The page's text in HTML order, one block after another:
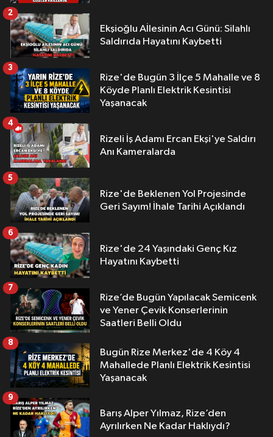
Ekşioğlu Aİlesinin Acı Günü: Silahlı
Saldırıda Hayatını Kaybetti
2
Rize'de Bugün 3 İlçe 5 Mahalle ve 8
Köyde Planlı Elektrik Kesintisi
Yaşanacak
3
Rizeli İş Adamı Ercan Ekşi'ye Saldırı
Anı Kameralarda
4
Rize'de Beklenen Yol Projesinde
Geri Sayım! İhale Tarihi Açıklandı
5
Rize'de 24 Yaşındaki Genç Kız
Hayatını Kaybetti
6
Rize’de Bugün Yapılacak Semicenk
ve Yener Çevik Konserlerinin
Saatleri Belli Oldu
7
Bugün Rize Merkez'de 4 Köy 4
Mahallede Planlı Elektrik Kesintisi
Yaşanacak
8
Barış Alper Yılmaz, Rize’den
Ayrılırken Ne Kadar Haklıydı?
9